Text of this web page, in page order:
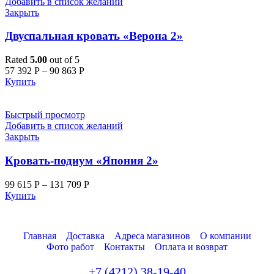
Закрыть
Двуспальная кровать «Верона 2»
Rated 5.00 out of 5
57 392 Р – 90 863 Р
Купить
Быстрый просмотр
Добавить в список желаний
Закрыть
Кровать-подиум «Япония 2»
99 615 Р – 131 709 Р
Купить
Главная Доставка Адреса магазинов
О компании
Фото работ
Контакты Оплата и возврат